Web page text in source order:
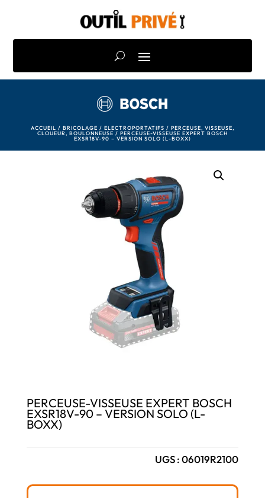
ACCUEIL / BRICOLAGE / ELECTROPORTATIFS / PERCEUSE, VISSEUSE,
CLOUEUR, BOULONNEUSE / PERCEUSE-VISSEUSE EXPERT BOSCH
EXSR18V-90 – VERSION SOLO (L-BOXX)
PERCEUSE-VISSEUSE EXPERT BOSCH
EXSR18V-90 – VERSION SOLO (L-
BOXX)
UGS :06019R2100